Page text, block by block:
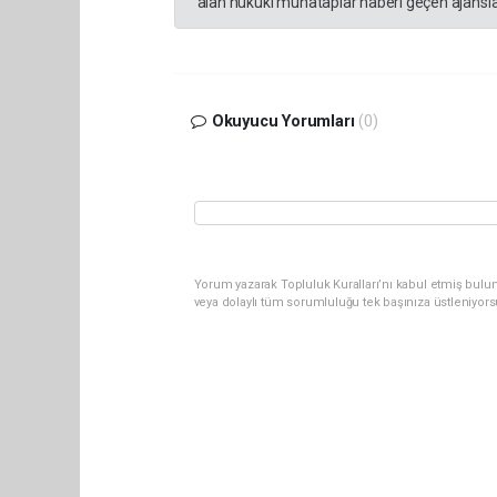
Okuyucu Yorumları (0)
Yorum yazarak Topluluk Kuralları’nı kabul etmiş
veya dolaylı tüm sorumluluğu tek başınıza